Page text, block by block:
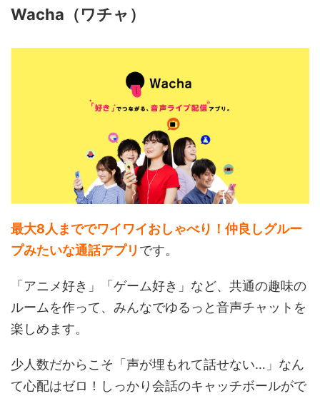
Wacha（ワチャ）
最大8人まででワイワイおしゃべり！仲良しグルー
プみたいな通話アプリ です。
「アニメ好き」「ゲーム好き」など、共通の趣味の
ルームを作って、みんなでゆるっと音声チャットを
楽しめます。
少人数だからこそ「声が埋もれて話せない…」なん
て心配はゼロ！しっかり会話のキャッチボールがで